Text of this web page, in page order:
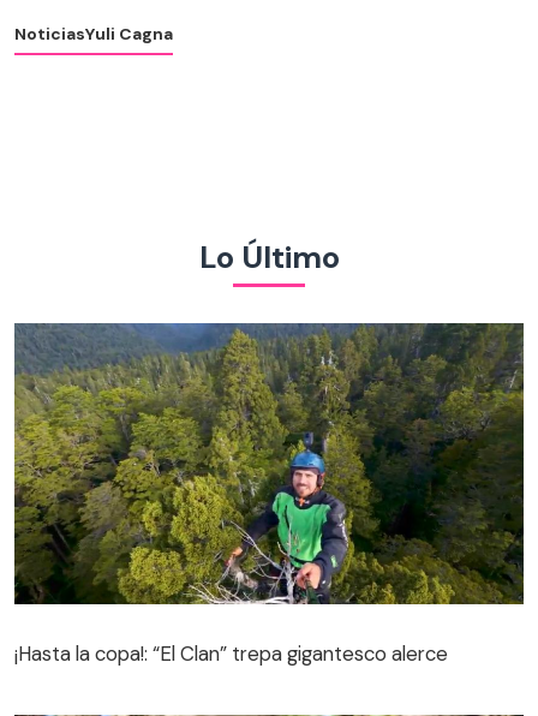
NoticiasYuli Cagna
Lo Último
¡Hasta la copa!: “El Clan” trepa gigantesco alerce